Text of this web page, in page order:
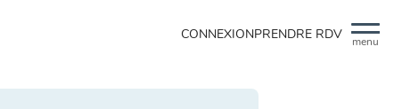
menu
CONNEXIONPRENDRE RDV